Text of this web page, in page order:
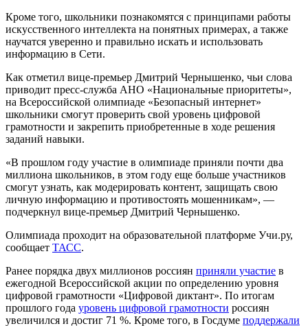
Кроме того, школьники познакомятся с принципами работы
искусственного интеллекта на понятных примерах, а также
научатся уверенно и правильно искать и использовать
информацию в Сети.
Как отметил вице-премьер Дмитрий Чернышенко, чьи слова
приводит пресс-служба АНО «Национальные приоритеты»,
на Всероссийской олимпиаде «Безопасный интернет»
школьники смогут проверить свой уровень цифровой
грамотности и закрепить приобретенные в ходе решения
заданий навыки.
«В прошлом году участие в олимпиаде приняли почти два
миллиона школьников, в этом году еще больше участников
смогут узнать, как модерировать контент, защищать свою
личную информацию и противостоять мошенникам», —
подчеркнул вице-премьер Дмитрий Чернышенко.
Олимпиада проходит на образовательной платформе Учи.ру,
сообщает ТАСС.
Ранее порядка двух миллионов россиян приняли участие в
ежегодной Всероссийской акции по определению уровня
цифровой грамотности «Цифровой диктант». По итогам
прошлого года уровень цифровой грамотности россиян
увеличился и достиг 71 %. Кроме того, в Госдуме поддержали